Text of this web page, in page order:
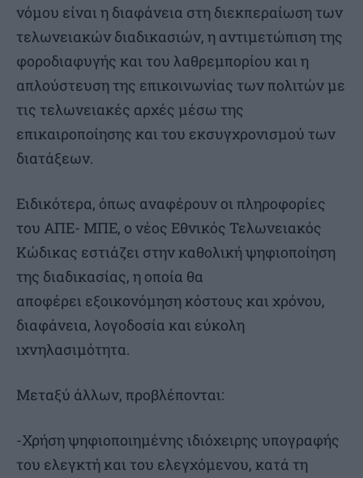
νόμου είναι η διαφάνεια στη διεκπεραίωση των
τελωνειακών διαδικασιών, η αντιμετώπιση της
φοροδιαφυγής και του λαθρεμπορίου και η
απλούστευση της επικοινωνίας των πολιτών με
τις τελωνειακές αρχές μέσω της
επικαιροποίησης και του εκσυγχρονισμού των
διατάξεων.
Ειδικότερα, όπως αναφέρουν οι πληροφορίες
του ΑΠΕ- ΜΠΕ, ο νέος Εθνικός Τελωνειακός
Κώδικας εστιάζει στην καθολική ψηφιοποίηση
της διαδικασίας, η οποία θα
αποφέρει εξοικονόμηση κόστους και χρόνου,
διαφάνεια, λογοδοσία και εύκολη
ιχνηλασιμότητα.
Μεταξύ άλλων, προβλέπονται:
-Χρήση ψηφιοποιημένης ιδιόχειρης υπογραφής
του ελεγκτή και του ελεγχόμενου, κατά τη